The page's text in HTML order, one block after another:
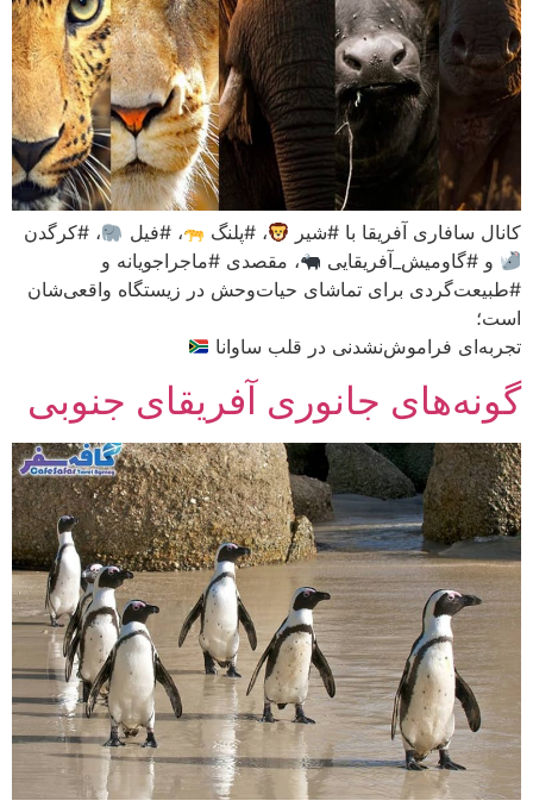
کانال سافاری آفریقا با #شیر ، #پلنگ ، #فیل
، #کرگدن
و #گاومیش_آفریقایی
، مقصدی #ماجراجویانه و
#طبیعت‌گردی برای تماشای حیات‌وحش در زیستگاه واقعی‌شان
است؛
تجربه‌ای فراموش‌نشدنی در قلب ساوانا
گونه‌های جانوری آفریقای جنوبی